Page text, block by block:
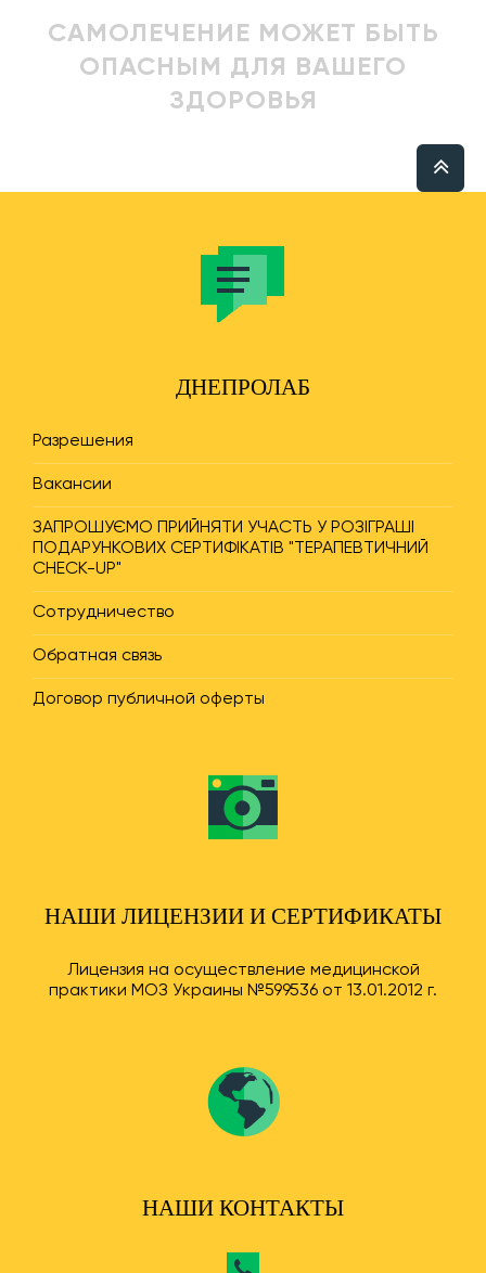
САМОЛЕЧЕНИЕ МОЖЕТ БЫТЬ
ОПАСНЫМ ДЛЯ ВАШЕГО
ЗДОРОВЬЯ
ДНЕПРОЛАБ
Разрешения
Вакансии
ЗАПРОШУЄМО ПРИЙНЯТИ УЧАСТЬ У РОЗІГРАШІ
ПОДАРУНКОВИХ СЕРТИФІКАТІВ "ТЕРАПЕВТИЧНИЙ
CHECK-UP"
Сотрудничество
Обратная связь
Договор публичной оферты
НАШИ ЛИЦЕНЗИИ И СЕРТИФИКАТЫ
Лицензия на осуществление медицинской
практики МОЗ Украины №599536 от 13.01.2012 г.
НАШИ КОНТАКТЫ